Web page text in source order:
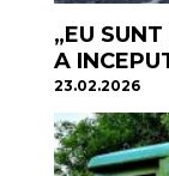
„EU
A
23.02.2026